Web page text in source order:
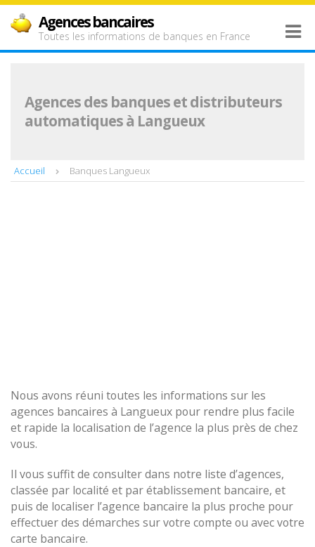
Agences bancaires
Toutes les informations de banques en France
Agences des banques et distributeurs
automatiques à Langueux
Accueil Banques Langueux
Nous avons réuni toutes les informations sur les
agences bancaires à Langueux pour rendre plus facile
et rapide la localisation de l’agence la plus près de chez
vous.
Il vous suffit de consulter dans notre liste d’agences,
classée par localité et par établissement bancaire, et
puis de localiser l’agence bancaire la plus proche pour
effectuer des démarches sur votre compte ou avec votre
carte bancaire.